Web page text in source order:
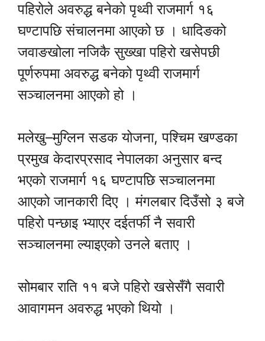
पहिरोले अवरुद्ध बनेको पृथ्वी राजमार्ग १६
घण्टापछि संचालनमा आएको छ । धादिङको
जवाङखोला नजिकै सुख्खा पहिरो खसेपछी
पूर्णरुपमा अवरुद्ध बनेको पृथ्वी राजमार्ग
सञ्चालनमा आएको हो ।
मलेखु–मुग्लिन सडक योजना, पश्चिम खण्डका
प्रमुख केदारप्रसाद नेपालका अनुसार बन्द
भएको राजमार्ग १६ घण्टापछि सञ्चालनमा
आएको जानकारी दिए । मंगलबार दिउँसो ३ बजे
पहिरो पन्छाइ भ्याएर दईतर्फी नै सवारी
सञ्चालनमा ल्याइएको उनले बताए ।
सोमबार राति ११ बजे पहिरो खसेसँगै सवारी
आवागमन अवरुद्ध भएको थियो ।